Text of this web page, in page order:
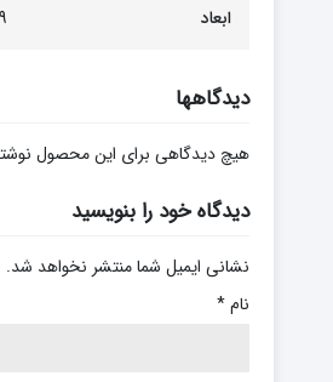
ابعاد
دیدگاهها
هیچ دیدگاهی برای این محصول
دیدگاه خود را بنویسید
نشانی ایمیل شما منتشر نخواهد شد.
نام*